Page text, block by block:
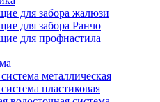
для забора жалюзи
для забора Ранчо
для профнастила
металлическая
пластиковая